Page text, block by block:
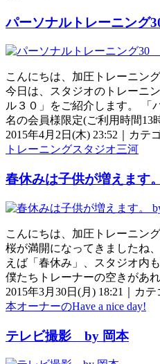
パーソナルトレーニン
こんにちは、加圧トレーニン
今日は、スタジオのトレーニ
ル３０」をご紹介します。 「
名の会員様限定(ご利用時間13
2015年4月2日(木) 23:52｜カテ
トレーニングスタジオ三河
春休みは子供が増えます
こんにちは、加圧トレーニン
桜が満開になってきましたね
えば「春休み」、スタジオ内
僕たちトレーナーの空きがあ
2015年3月30日(月) 18:21｜カテ
本オーナーのHave a nice day!
テレビ撮影 by 岡本